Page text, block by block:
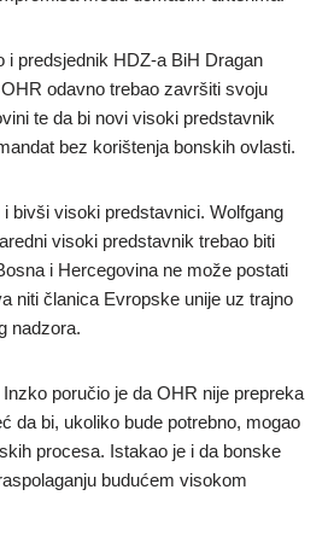
i predsjednik HDZ-a BiH Dragan
odavno trebao završiti svoju
te da bi novi visoki predstavnik
bez korištenja bonskih ovlasti.
bivši visoki predstavnici. Wolfgang
visoki predstavnik trebao biti
i Hercegovina ne može postati
niti članica Evropske unije uz trajno
nadzora.
poručio je da OHR nije prepreka
da bi, ukoliko bude potrebno, mogao
procesa. Istakao je i da bonske
budućem visokom